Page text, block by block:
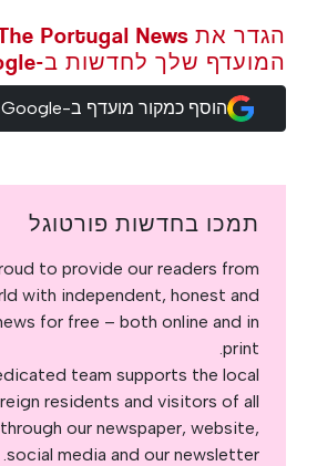
המועדף שלך לחדשות ב-Google
הוסף כמקור מועדף ב-Google
תמכו בחדשות פורטוגל
to provide our readers from
with independent, honest and
for free – both online and in
print.
team supports the local
residents and visitors of all
our newspaper, website,
social media and our newsletter.